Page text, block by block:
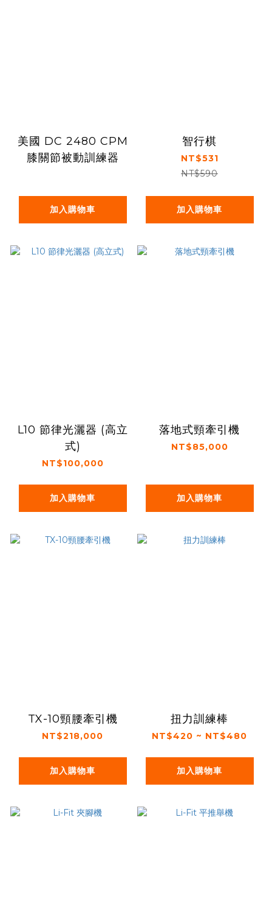
美國 DC 2480 CPM
膝關節被動訓練器
加入購物車
智行棋
NT$531
NT$590
加入購物車
L10 節律光灑器 (高立
式)
NT$100,000
加入購物車
落地式頸牽引機
NT$85,000
加入購物車
TX-10頸腰牽引機
NT$218,000
加入購物車
扭力訓練棒
NT$420 ~ NT$480
加入購物車